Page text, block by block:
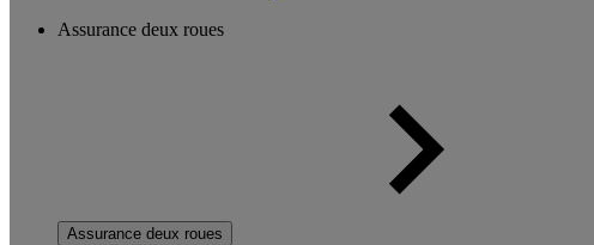
Assurance deux roues
Assurance deux roues